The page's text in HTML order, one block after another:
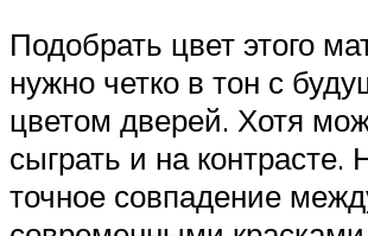
Подобрать цвет этого
нужно четко в тон с
цветом дверей. Хотя
сыграть и на контрасте.
точное совпадение